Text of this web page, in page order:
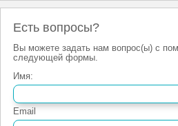
Есть вопросы?
Вы можете задать нам вопрос(ы) с
следующей формы.
Имя:
Email